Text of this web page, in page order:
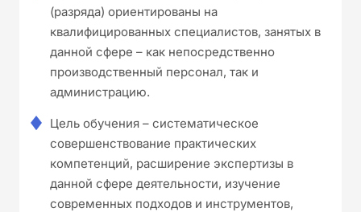
(разряда) ориентированы на
квалифицированных специалистов, занятых в
данной сфере – как непосредственно
производственный персонал, так и
администрацию.
Цель обучения – систематическое
совершенствование практических
компетенций, расширение экспертизы в
данной сфере деятельности, изучение
современных подходов и инструментов,